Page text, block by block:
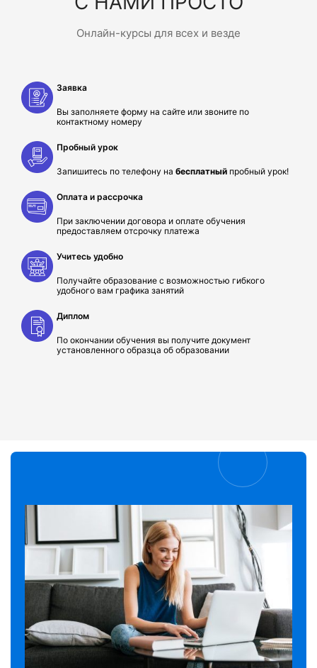
Онлайн-курсы для всех и везде
Заявка
Вы заполняете форму на сайте или звоните по
контактному номеру
Пробный урок
Запишитесь по телефону на бесплатный пробный урок!
Оплата и рассрочка
При заключении договора и оплате обучения
предоставляем отсрочку платежа
Учитесь удобно
Получайте образование с возможностью гибкого
удобного вам графика занятий
Диплом
По окончании обучения вы получите документ
установленного образца об образовании